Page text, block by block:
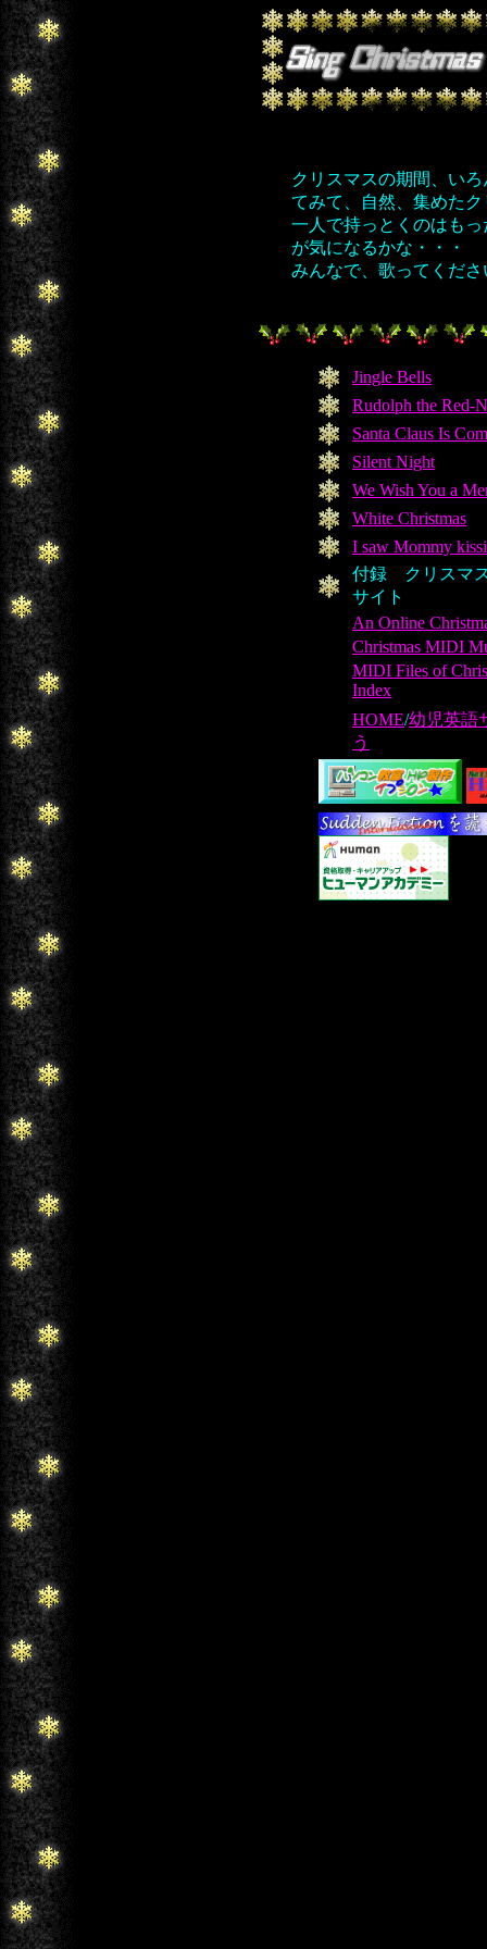
クリスマスの期間、い
てみて、自然、集めた
一人で持っとくのはも
が気になるかな・・・
みんなで、歌ってくださ
Jingle Bells
Rudolph the Red-
Santa Claus Is
Silent Night
We Wish You a
White Christmas
I saw Mommy
付録 クリスマ
サイト
An Online
Christmas MIDI
MIDI Files of
Index
HOME/幼児英語
う